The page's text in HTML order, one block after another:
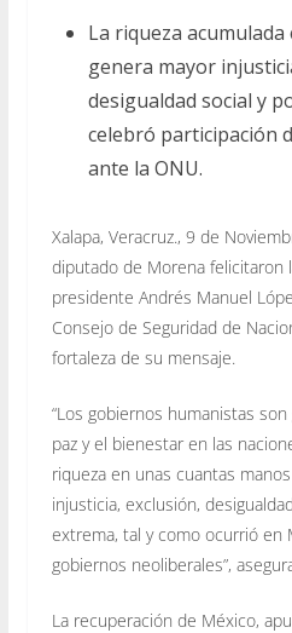
La riqueza
genera mayor
desigualdad social y
celebró participación
ante la ONU.
Xalapa, Veracruz., 9 de
diputado de Morena felicitaron
presidente Andrés Manuel
Consejo de Seguridad de
fortaleza de su mensaje.
“Los gobiernos humanistas
paz y el bienestar en las
riqueza en unas cuantas
injusticia, exclusión,
extrema, tal y como ocurrió en
gobiernos neoliberales”,
La recuperación de México,